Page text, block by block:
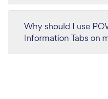
Why should I use
Information Tabs on